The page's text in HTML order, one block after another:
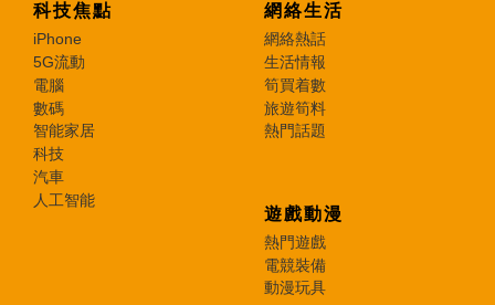
科技焦點
iPhone
5G流動
電腦
數碼
智能家居
科技
汽車
人工智能
網絡生活
網絡熱話
生活情報
筍買着數
旅遊筍料
熱門話題
遊戲動漫
熱門遊戲
電競裝備
動漫玩具